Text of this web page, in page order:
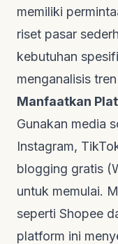
memiliki
riset pasar
kebutuhan
menganalisis
Manfaatkan
Gunakan media
Instagram,
blogging gratis
untuk memulai.
seperti Shopee
platform ini